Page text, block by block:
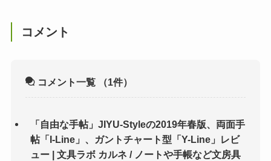
コメント
コメント一覧 （1件）
「自由な手帖」JIYU-Styleの2019年春版、両面手
帖「I-Line」、ガントチャート型「Y-Line」レビ
ュー | 文具ラボ カルネ / ノートや手帳など文房具